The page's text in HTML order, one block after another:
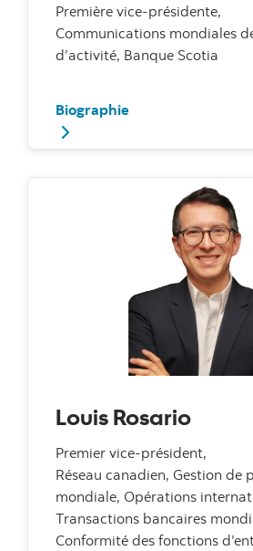
Première vice-présidente,
Communications mondiales
d’activité, Banque Scotia
Biographie
Louis Rosario
Premier vice-président,
Réseau canadien, Gestion de
mondiale, Opérations
Transactions bancaires
Conformité des fonctions